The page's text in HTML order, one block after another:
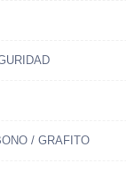
/ GRAFITO